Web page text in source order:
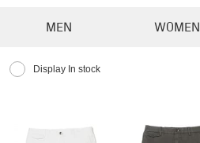
MEN WOMEN
Display In stock